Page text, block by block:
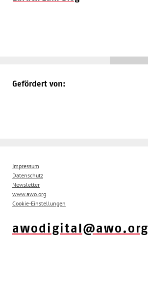
Gefördert von:
Impressum
Datenschutz
Newsletter
www.awo.org
Cookie-Einstellungen
awodigital@awo.org